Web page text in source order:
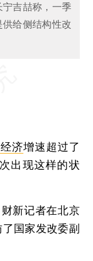
吉喆称，一季
给侧结构性改
济增速超过了
出现这样的状
新记者在北京
国家发改委副